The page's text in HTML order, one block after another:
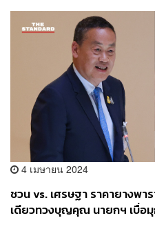
4 เมษายน 2024
ชวน vs. เศรษฐา ราคายางพ
เดียวทวงบุญคุณ นายกฯ เบื่อมุ